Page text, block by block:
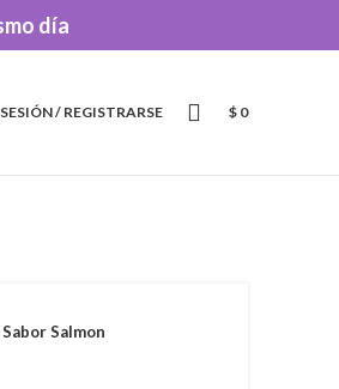
día
/ REGISTRARSE $ 0
Salmon